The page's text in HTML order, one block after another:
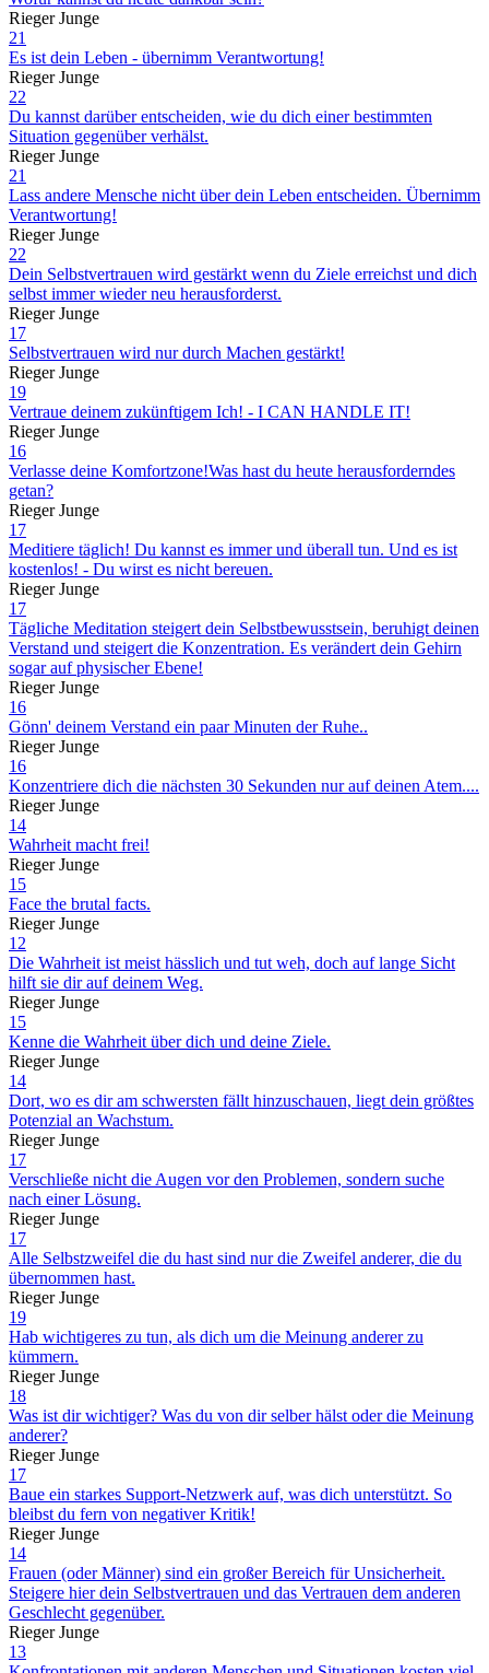
Rieger Junge
21
Es ist dein Leben - übernimm Verantwortung!
Rieger Junge
22
Du kannst darüber entscheiden, wie du dich einer bestimmten
Situation gegenüber verhälst.
Rieger Junge
21
Lass andere Mensche nicht über dein Leben entscheiden. Übernimm
Verantwortung!
Rieger Junge
22
Dein Selbstvertrauen wird gestärkt wenn du Ziele erreichst und dich
selbst immer wieder neu herausforderst.
Rieger Junge
17
Selbstvertrauen wird nur durch Machen gestärkt!
Rieger Junge
19
Vertraue deinem zukünftigem Ich! - I CAN HANDLE IT!
Rieger Junge
16
Verlasse deine Komfortzone!Was hast du heute herausforderndes
getan?
Rieger Junge
17
Meditiere täglich! Du kannst es immer und überall tun. Und es ist
kostenlos! - Du wirst es nicht bereuen.
Rieger Junge
17
Tägliche Meditation steigert dein Selbstbewusstsein, beruhigt deinen
Verstand und steigert die Konzentration. Es verändert dein Gehirn
sogar auf physischer Ebene!
Rieger Junge
16
Gönn' deinem Verstand ein paar Minuten der Ruhe..
Rieger Junge
16
Konzentriere dich die nächsten 30 Sekunden nur auf deinen Atem....
Rieger Junge
14
Wahrheit macht frei!
Rieger Junge
15
Face the brutal facts.
Rieger Junge
12
Die Wahrheit ist meist hässlich und tut weh, doch auf lange Sicht
hilft sie dir auf deinem Weg.
Rieger Junge
15
Kenne die Wahrheit über dich und deine Ziele.
Rieger Junge
14
Dort, wo es dir am schwersten fällt hinzuschauen, liegt dein größtes
Potenzial an Wachstum.
Rieger Junge
17
Verschließe nicht die Augen vor den Problemen, sondern suche
nach einer Lösung.
Rieger Junge
17
Alle Selbstzweifel die du hast sind nur die Zweifel anderer, die du
übernommen hast.
Rieger Junge
19
Hab wichtigeres zu tun, als dich um die Meinung anderer zu
kümmern.
Rieger Junge
18
Was ist dir wichtiger? Was du von dir selber hälst oder die Meinung
anderer?
Rieger Junge
17
Baue ein starkes Support-Netzwerk auf, was dich unterstützt. So
bleibst du fern von negativer Kritik!
Rieger Junge
14
Frauen (oder Männer) sind ein großer Bereich für Unsicherheit.
Steigere hier dein Selbstvertrauen und das Vertrauen dem anderen
Geschlecht gegenüber.
Rieger Junge
13